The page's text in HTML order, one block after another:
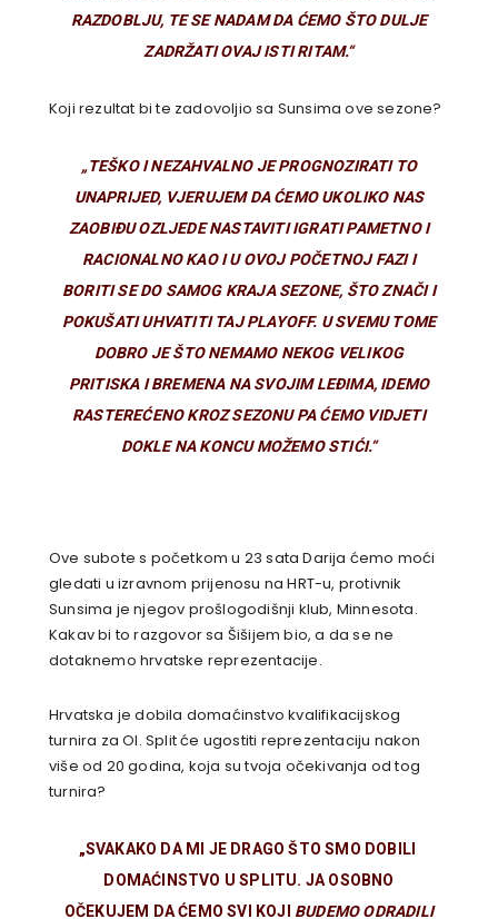
RAZDOBLJU, TE SE NADAM DA ĆEMO ŠTO DULJE
ZADRŽATI OVAJ ISTI RITAM.“
Koji rezultat bi te zadovoljio sa Sunsima ove sezone?
„TEŠKO I NEZAHVALNO JE PROGNOZIRATI TO
UNAPRIJED, VJERUJEM DA ĆEMO UKOLIKO NAS
ZAOBIĐU OZLJEDE NASTAVITI IGRATI PAMETNO I
RACIONALNO KAO I U OVOJ POČETNOJ FAZI I
BORITI SE DO SAMOG KRAJA SEZONE, ŠTO ZNAČI I
POKUŠATI UHVATITI TAJ PLAYOFF. U SVEMU TOME
DOBRO JE ŠTO NEMAMO NEKOG VELIKOG
PRITISKA I BREMENA NA SVOJIM LEĐIMA, IDEMO
RASTEREĆENO KROZ SEZONU PA ĆEMO VIDJETI
DOKLE NA KONCU MOŽEMO STIĆI.“
Ove subote s početkom u 23 sata Darija ćemo moći
gledati u izravnom prijenosu na HRT-u, protivnik
Sunsima je njegov prošlogodišnji klub, Minnesota.
Kakav bi to razgovor sa Šišijem bio, a da se ne
dotaknemo hrvatske reprezentacije.
Hrvatska je dobila domaćinstvo kvalifikacijskog
turnira za OI. Split će ugostiti reprezentaciju nakon
više od 20 godina, koja su tvoja očekivanja od tog
turnira?
„SVAKAKO DA MI JE DRAGO ŠTO SMO DOBILI
DOMAĆINSTVO U SPLITU. JA OSOBNO
OČEKUJEM DA ĆEMO SVI KOJI
BUDEMO ODRADILI